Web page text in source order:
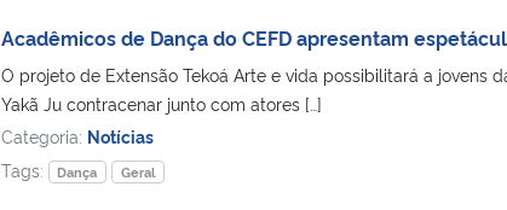
Acadêmicos de Dança do CEFD apresentam
O projeto de Extensão Tekoá Arte e vida possibilitará a jovens
Yakã Ju contracenar junto com atores […]
Categoria: Notícias
Tags:
Dança Geral